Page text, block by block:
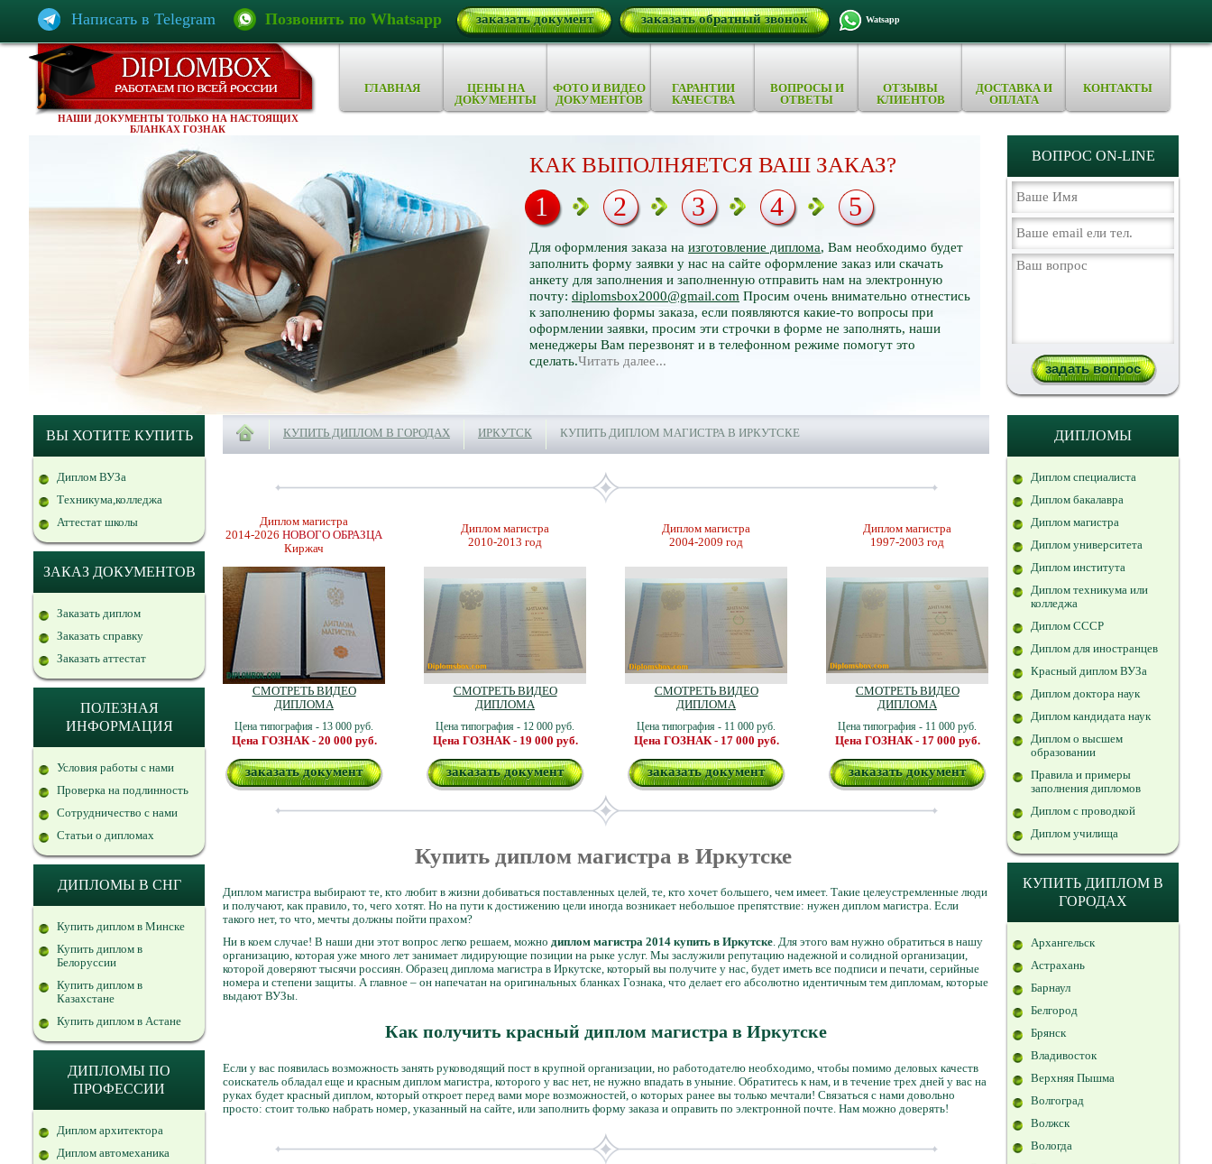
Написать в Telegram Позвонить по Whatsapp заказать документ заказать обратный звонок Watsapp
НАШИ ДОКУМЕНТЫ ТОЛЬКО НА НАСТОЯЩИХ
БЛАНКАХ ГОЗНАК
ГЛАВНАЯ
ЦЕНЫ НА
ДОКУМЕНТЫ
ФОТО И ВИДЕО
ДОКУМЕНТОВ
ГАРАНТИИ
КАЧЕСТВА
ВОПРОСЫ И
ОТВЕТЫ
ОТЗЫВЫ
КЛИЕНТОВ
ДОСТАВКА И
ОПЛАТА
КОНТАКТЫ
КАК ВЫПОЛНЯЕТСЯ ВАШ ЗАКАЗ?
Для оформления заказа на изготовление диплома, Вам необходимо будет
заполнить форму заявки у нас на сайте оформление заказ или скачать
анкету для заполнения и заполненную отправить нам на электронную
почту: diplomsbox2000@gmail.com Просим очень внимательно отнестись
к заполнению формы заказа, если появляются какие-то вопросы при
оформлении заявки, просим эти строчки в форме не заполнять, наши
менеджеры Вам перезвонят и в телефонном режиме помогут это
сделать.Читать далее...
1 2 3 4 5
ВОПРОС ON-LINE
ВЫ ХОТИТЕ КУПИТЬ
Диплом ВУЗа
Техникума,колледжа
Аттестат школы
ЗАКАЗ ДОКУМЕНТОВ
Заказать диплом
Заказать справку
Заказать аттестат
ПОЛЕЗНАЯ
ИНФОРМАЦИЯ
Условия работы с нами
Проверка на подлинность
Сотрудничество с нами
Статьи о дипломах
ДИПЛОМЫ В СНГ
Купить диплом в Минске
Купить диплом в
Белоруссии
Купить диплом в
Казахстане
Купить диплом в Астане
ДИПЛОМЫ ПО
ПРОФЕССИИ
Диплом архитектора
Диплом автомеханика
КУПИТЬ ДИПЛОМ В ГОРОДАХ ИРКУТСК КУПИТЬ ДИПЛОМ МАГИСТРА В ИРКУТСКЕ
Диплом магистра
2014-2026 НОВОГО ОБРАЗЦА
Киржач
СМОТРЕТЬ ВИДЕО
ДИПЛОМА
Цена типография - 13 000 руб.
Цена ГОЗНАК - 20 000 руб.
заказать документ
Диплом магистра
2010-2013 год
СМОТРЕТЬ ВИДЕО
ДИПЛОМА
Цена типография - 12 000 руб.
Цена ГОЗНАК - 19 000 руб.
заказать документ
Диплом магистра
2004-2009 год
СМОТРЕТЬ ВИДЕО
ДИПЛОМА
Цена типография - 11 000 руб.
Цена ГОЗНАК - 17 000 руб.
заказать документ
Диплом магистра
1997-2003 год
СМОТРЕТЬ ВИДЕО
ДИПЛОМА
Цена типография - 11 000 руб.
Цена ГОЗНАК - 17 000 руб.
заказать документ
Купить диплом магистра в Иркутске
Диплом магистра выбирают те, кто любит в жизни добиваться поставленных целей, те, кто хочет большего, чем имеет. Такие целеустремленные люди
и получают, как правило, то, чего хотят. Но на пути к достижению цели иногда возникает небольшое препятствие: нужен диплом магистра. Если
такого нет, то что, мечты должны пойти прахом?
Ни в коем случае! В наши дни этот вопрос легко решаем, можно диплом магистра 2014 купить в Иркутске. Для этого вам нужно обратиться в нашу
организацию, которая уже много лет занимает лидирующие позиции на рыке услуг. Мы заслужили репутацию надежной и солидной организации,
которой доверяют тысячи россиян. Образец диплома магистра в Иркутске, который вы получите у нас, будет иметь все подписи и печати, серийные
номера и степени защиты. А главное – он напечатан на оригинальных бланках Гознака, что делает его абсолютно идентичным тем дипломам, которые
выдают ВУЗы.
Как получить красный диплом магистра в Иркутске
Если у вас появилась возможность занять руководящий пост в крупной организации, но работодателю необходимо, чтобы помимо деловых качеств
соискатель обладал еще и красным диплом магистра, которого у вас нет, не нужно впадать в уныние. Обратитесь к нам, и в течение трех дней у вас на
руках будет красный диплом, который откроет перед вами море возможностей, о которых ранее вы только мечтали! Связаться с нами довольно
просто: стоит только набрать номер, указанный на сайте, или заполнить форму заказа и оправить по электронной почте. Нам можно доверять!
ДИПЛОМЫ
Диплом специалиста
Диплом бакалавра
Диплом магистра
Диплом университета
Диплом института
Диплом техникума или
колледжа
Диплом СССР
Диплом для иностранцев
Красный диплом ВУЗа
Диплом доктора наук
Диплом кандидата наук
Диплом о высшем
образовании
Правила и примеры
заполнения дипломов
Диплом с проводкой
Диплом училища
КУПИТЬ ДИПЛОМ В
ГОРОДАХ
Архангельск
Астрахань
Барнаул
Белгород
Брянск
Владивосток
Верхняя Пышма
Волгоград
Волжск
Вологда